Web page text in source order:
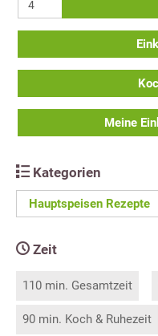
Meine
Kategorien
Hauptspeisen Rezepte
Zeit
110 min. Gesamtzeit
90 min. Koch & Ruhezeit